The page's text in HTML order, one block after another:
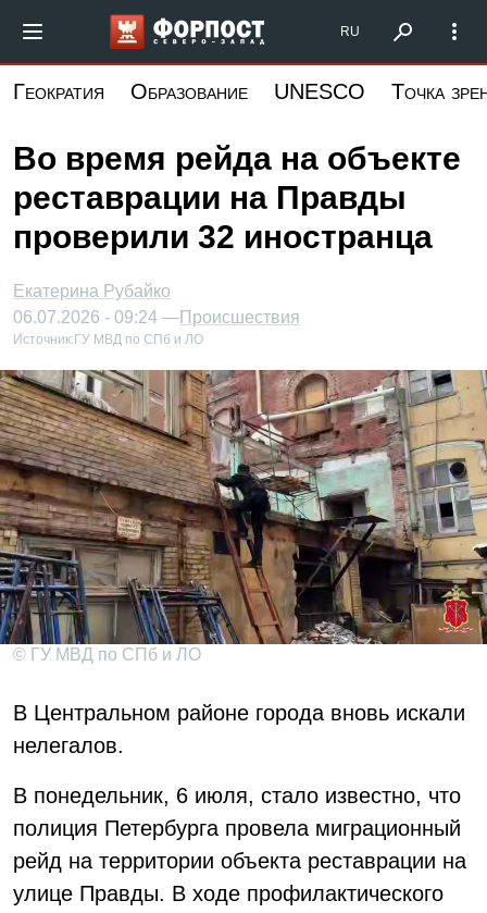
основному
Форпост Северо-Запад
RU
Геократия Образование UNESCO Точка
Во время рейда на объекте
реставрации на Правды
проверили 32 иностранца
Екатерина Рубайко
06.07.2026 - 09:24 —Происшествия
Источник: ГУ МВД по СПб и ЛО
© ГУ МВД по СПб и ЛО
В Центральном районе города вновь искали
нелегалов.
В понедельник, 6 июля, стало известно, что
полиция Петербурга провела миграционный
рейд на территории объекта реставрации на
улице Правды. В ходе профилактического